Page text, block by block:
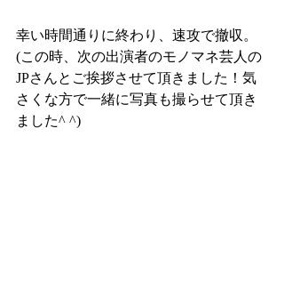
幸い時間通りに終わり、速攻で撤収。
(この時、次の出演者のモノマネ芸人の
JPさんとご挨拶させて頂きました！気
さくな方で一緒に写真も撮らせて頂き
ました^ ^)